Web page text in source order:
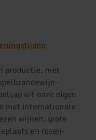
productie, met
uit onze eigen
met internationale
wijnen, grote
en rosen-